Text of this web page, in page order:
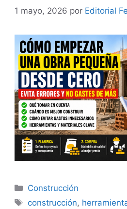
1 mayo, 2026 por Editorial
Categorías
Construcción
Etiquetas
construcción,